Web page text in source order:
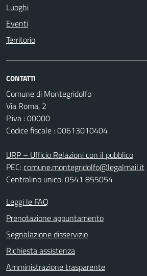
Luoghi
Eventi
Territorio
CONTATTI
Comune di Montegridolfo
Via Roma, 2
P.iva : 00000
Codice fiscale : 00613010404
URP – Ufficio Relazioni con il pubblico
PEC:comune.montegridolfo@legalmail.it
Centralino unico: 0541 855054
Leggi le FAQ
Prenotazione appuntamento
Segnalazione disservizio
Richiesta assistenza
Amministrazione trasparente